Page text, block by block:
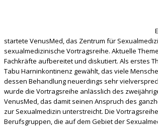
startete VenusMed, das Zentrum für
sexualmedizinische Vortragsreihe. Aktuelle
Fachkräfte aufbereitet und diskutiert. Als erstes
Tabu Harninkontinenz gewählt, das viele
dessen Behandlung neuerdings sehr
wurde die Vortragsreihe anlässlich des
VenusMed, das damit seinen Anspruch des
zur Sexualmedizin unterstreicht. Die
Berufsgruppen, die auf dem Gebiet der